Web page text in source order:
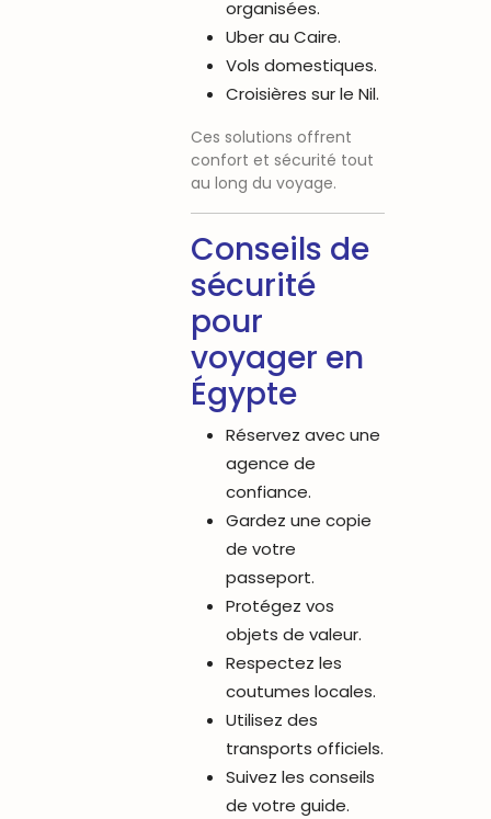
organisées.
Uber au Caire.
Vols domestiques.
Croisières sur le Nil.
Ces solutions offrent
confort et sécurité tout
au long du voyage.
Conseils de
sécurité
pour
voyager en
Égypte
Réservez avec une
agence de
confiance.
Gardez une copie
de votre
passeport.
Protégez vos
objets de valeur.
Respectez les
coutumes locales.
Utilisez des
transports officiels.
Suivez les conseils
de votre guide.